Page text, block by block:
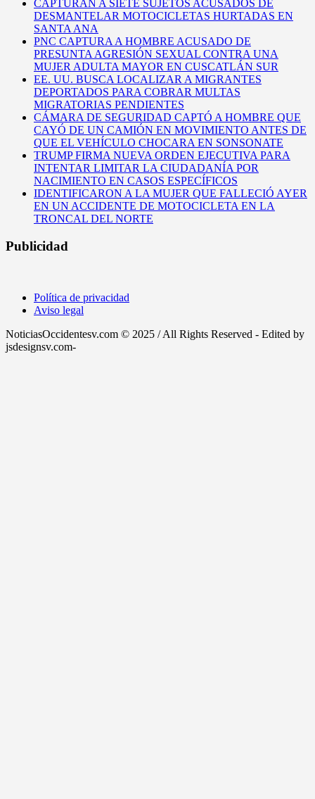
CAPTURAN A SIETE SUJETOS ACUSADOS DE
DESMANTELAR MOTOCICLETAS HURTADAS EN
SANTA ANA
PNC CAPTURA A HOMBRE ACUSADO DE
PRESUNTA AGRESIÓN SEXUAL CONTRA UNA
MUJER ADULTA MAYOR EN CUSCATLÁN SUR
EE. UU. BUSCA LOCALIZAR A MIGRANTES
DEPORTADOS PARA COBRAR MULTAS
MIGRATORIAS PENDIENTES
CÁMARA DE SEGURIDAD CAPTÓ A HOMBRE QUE
CAYÓ DE UN CAMIÓN EN MOVIMIENTO ANTES DE
QUE EL VEHÍCULO CHOCARA EN SONSONATE
TRUMP FIRMA NUEVA ORDEN EJECUTIVA PARA
INTENTAR LIMITAR LA CIUDADANÍA POR
NACIMIENTO EN CASOS ESPECÍFICOS
IDENTIFICARON A LA MUJER QUE FALLECIÓ AYER
EN UN ACCIDENTE DE MOTOCICLETA EN LA
TRONCAL DEL NORTE
Publicidad
Política de privacidad
Aviso legal
NoticiasOccidentesv.com © 2025 / All Rights Reserved - Edited by
jsdesignsv.com-